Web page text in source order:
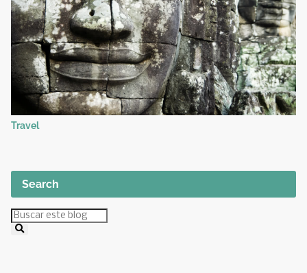
Travel
Search